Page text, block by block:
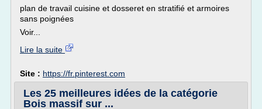
plan de travail cuisine et dosseret en stratifié et armoires
sans poignées
Voir...
Lire la suite
Site : https://fr.pinterest.com
Les 25 meilleures idées de la catégorie
Bois massif sur ...